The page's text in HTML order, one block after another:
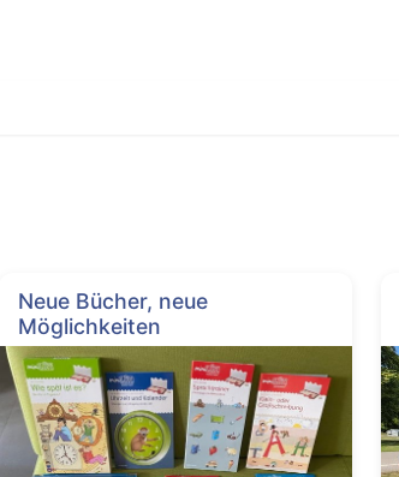
Neue Bücher, neue
Möglichkeiten